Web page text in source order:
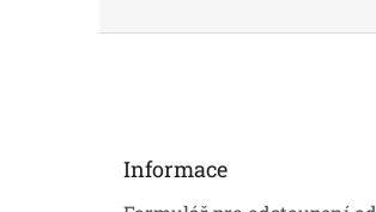
Informace